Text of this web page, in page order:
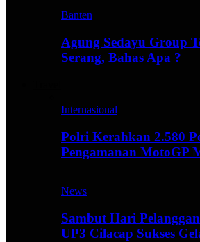
Banten
Agung Sedayu Group
Serang, Bahas Apa ?
Internasional
Polri Kerahkan 2.580
Pengamanan MotoGP
News
Sambut Hari
UP3 Cilacap Sukses